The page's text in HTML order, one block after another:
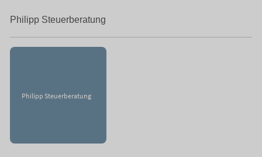
Philipp Steuerberatung